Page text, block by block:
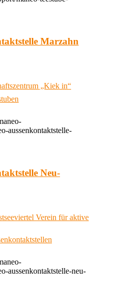
Marzahn
„Kiek in“
aussenkontaktstelle-
Neu-
Verein für aktive
aussenkontaktstelle-neu-